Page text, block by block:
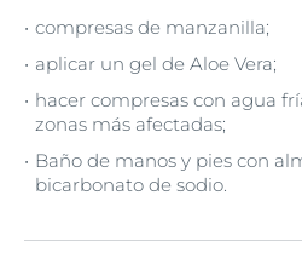
compresas de manzanilla;
aplicar un gel de Aloe Vera;
hacer compresas con agua
zonas más afectadas;
Baño de manos y pies con
bicarbonato de sodio.